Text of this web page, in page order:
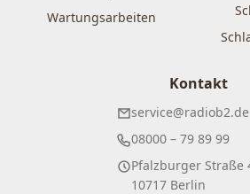
Wartungsarbeiten
Kontakt
service@radiob2.de
08000 – 79 89 99
Pfalzburger Straße
10717 Berlin